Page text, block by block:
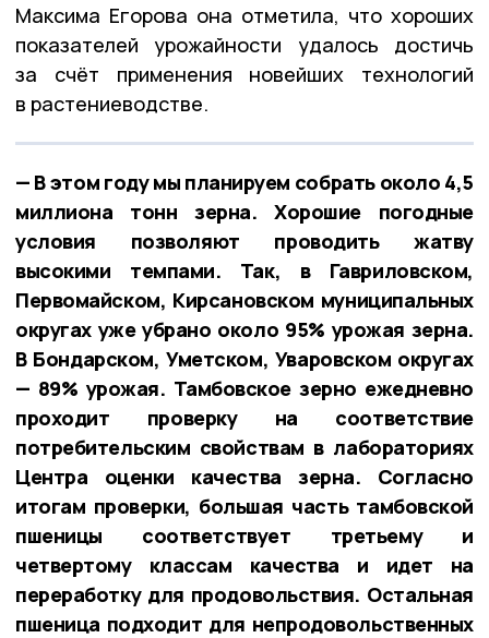
Максима Егорова она отметила, что хороших
показателей урожайности удалось достичь
за счёт применения новейших технологий
в растениеводстве.
— В этом году мы планируем собрать около 4,5
миллиона тонн зерна. Хорошие погодные
условия позволяют проводить жатву
высокими темпами. Так, в Гавриловском,
Первомайском, Кирсановском муниципальных
округах уже убрано около 95% урожая зерна.
В Бондарском, Уметском, Уваровском округах
— 89% урожая. Тамбовское зерно ежедневно
проходит проверку на соответствие
потребительским свойствам в лабораториях
Центра оценки качества зерна. Согласно
итогам проверки, большая часть тамбовской
пшеницы соответствует третьему и
четвертому классам качества и идет на
переработку для продовольствия. Остальная
пшеница подходит для непродовольственных